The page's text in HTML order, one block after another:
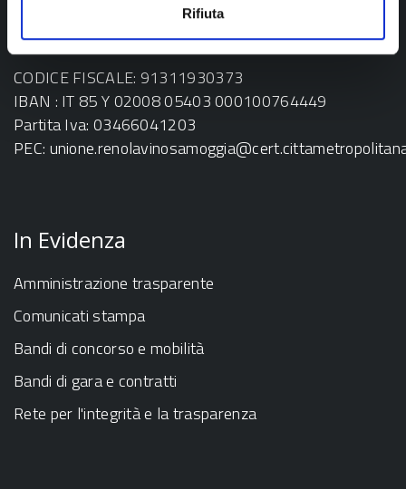
Rifiuta
e-mail:info@unionerenolavinosamoggia.bo.it
CODICE FISCALE: 91311930373
IBAN : IT 85 Y 02008 05403 000100764449
Partita Iva: 03466041203
PEC:
In Evidenza
Amministrazione trasparente
Comunicati stampa
Bandi di concorso e mobilità
Bandi di gara e contratti
Rete per l'integrità e la trasparenza